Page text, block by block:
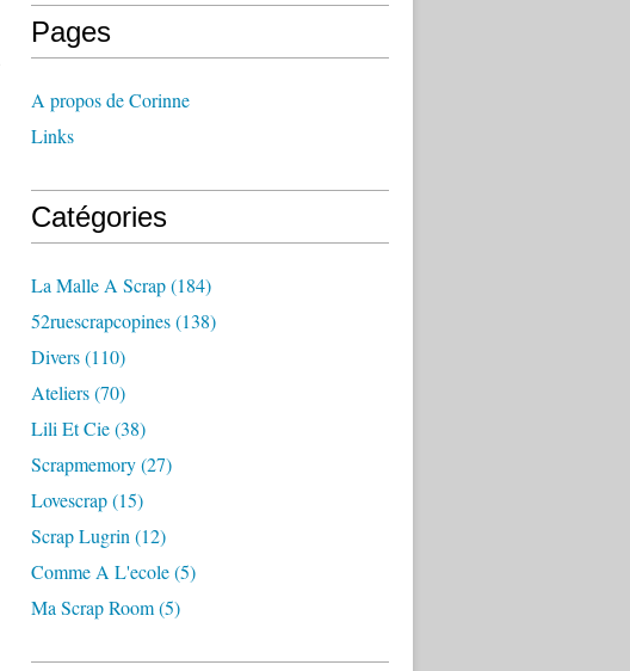
Pages
A propos de Corinne
Links
Catégories
La Malle A Scrap(184)
52ruescrapcopines(138)
Divers(110)
Ateliers(70)
Lili Et Cie(38)
Scrapmemory(27)
Lovescrap(15)
Scrap Lugrin (12)
Comme A L'ecole(5)
Ma Scrap Room(5)